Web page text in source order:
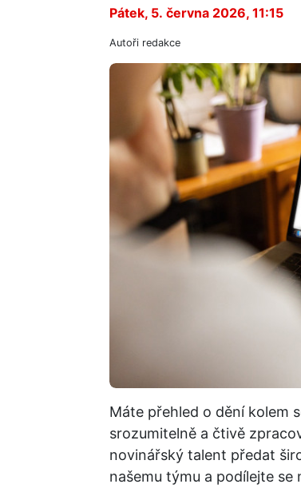
Pátek, 5. června 2026, 11:15
Autoři redakce
Máte přehled o dění kolem
srozumitelně a čtivě
novinářský talent předat
našemu týmu a podílejte